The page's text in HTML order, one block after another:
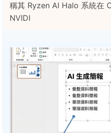
稱其 Ryzen AI Halo 系統在
NVIDI